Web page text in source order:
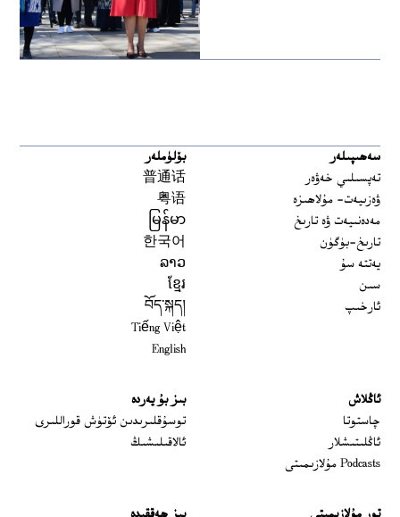
سەھىپىلەر
تەپسىلىي خەۋەر
ۋەزىيەت- مۇلاھىزە
مەدەنىيەت ۋە تارىخ
تارىخ-بۈگۈن
يەتتە سۇ
سىن
ئارخىپ
بۆلۈملەر
普通话
粤语
မြန်မာ
한국어
ລາວ
ខ្មែរ
བོད་སྐད།
Tiếng Việt
English
ئاڭلاش
چاستوتا
ئاڭلىتىشلار
Podcasts مۇلازىمىتى
بىز بۇ يەردە
توسۇقلىرىدىن ئۆتۈش قوراللىرى
ئالاقىلىشىڭ